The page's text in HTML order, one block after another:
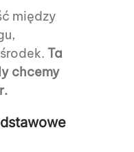
między
Ta
chcemy